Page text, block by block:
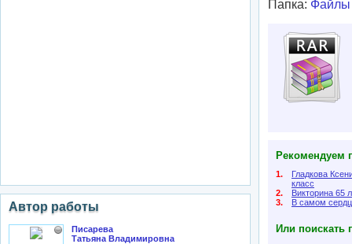
Автор работы
Писарева
Татьяна Владимировна
Папка: Файлы
Рекомендуем
1.
Гладкова
класс
2.
Викторина 65
3.
В самом
Или поискать